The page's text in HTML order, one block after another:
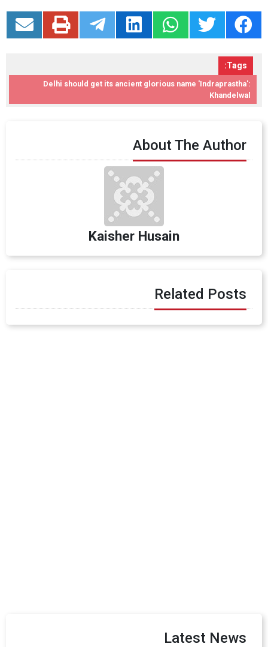
Tags:
Delhi should get its ancient glorious name 'Indraprastha':
Khandelwal
About The Author
Kaisher Husain
Related Posts
Latest News